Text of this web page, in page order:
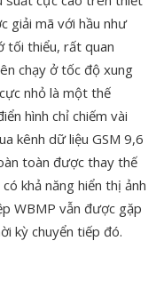
giải mã với hầu như
tối thiểu, rất quan
chạy ở tốc độ xung
nhỏ là một thế
hình chỉ chiếm vài
kênh dữ liệu GSM 9,6
toàn được thay thế
khả năng hiển thị ảnh
WBMP vẫn được gặp
kỳ chuyển tiếp đó.